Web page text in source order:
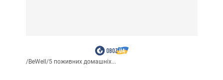
/BeWell /5 поживних домашніх...